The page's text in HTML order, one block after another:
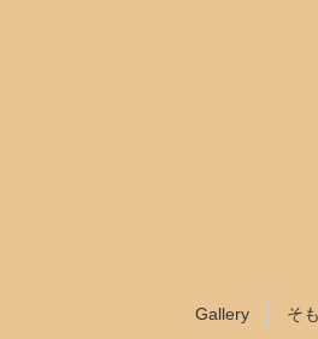
Gallery そ